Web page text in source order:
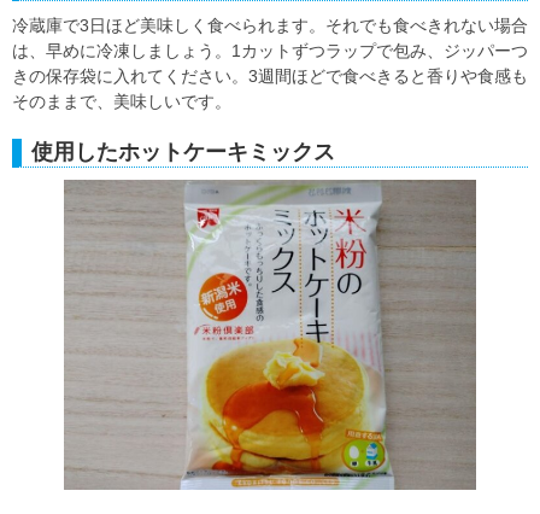
冷蔵庫で3日ほど美味しく食べられます。それでも食べきれない場合
は、早めに冷凍しましょう。1カットずつラップで包み、ジッパーつ
きの保存袋に入れてください。3週間ほどで食べきると香りや食感も
そのままで、美味しいです。
使用したホットケーキミックス